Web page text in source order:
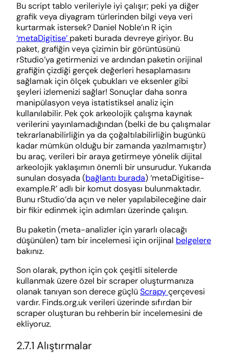
Bu script tablo verileriyle iyi çalışır; peki ya diğer
grafik veya diyagram türlerinden bilgi veya veri
kurtarmak istersek? Daniel Noble’ın R için
‘metaDigitise’ paketi burada devreye giriyor. Bu
paket, grafiğin veya çizimin bir görüntüsünü
rStudio’ya getirmenizi ve ardından paketin orijinal
grafiğin çizdiği gerçek değerleri hesaplamasını
sağlamak için ölçek çubukları ve eksenler gibi
şeyleri izlemenizi sağlar! Sonuçlar daha sonra
manipülasyon veya istatistiksel analiz için
kullanılabilir. Pek çok arkeolojik çalışma kaynak
verilerini yayınlamadığından (belki de bu çalışmalar
tekrarlanabilirliğin ya da çoğaltılabilirliğin bugünkü
kadar mümkün olduğu bir zamanda yazılmamıştır)
bu araç, verileri bir araya getirmeye yönelik dijital
arkeolojik yaklaşımın önemli bir unsurudur. Yukarıda
sunulan dosyada (bağlantı burada) ‘metaDigitise-
example.R’ adlı bir komut dosyası bulunmaktadır.
Bunu rStudio’da açın ve neler yapılabileceğine dair
bir fikir edinmek için adımları üzerinde çalışın.
Bu paketin (meta-analizler için yararlı olacağı
düşünülen) tam bir incelemesi için orijinal belgelere
bakınız.
Son olarak, python için çok çeşitli sitelerde
kullanmak üzere özel bir scraper oluşturmanıza
olanak tanıyan son derece güçlüScrapyçerçevesi
vardır. Finds.org.uk verileri üzerinde sıfırdan bir
scraper oluşturan bu rehberin bir incelemesini de
ekliyoruz.
2.7.1 Alıştırmalar